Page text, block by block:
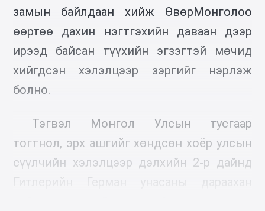
замын байлдаан хийж ӨвөрМонголоо
өөртөө дахин нэгтгэхийн даваан дээр
ирээд байсан түүхийн эгзэгтэй мөчид
хийгдсэн хэлэлцээр зэргийг нэрлэж
болно.
Тэгвэл Монгол Улсын тусгаар
тогтнол, эрх ашгийг хөндсөн хоёр улсын
сүүлчийн хэлэлцээр дэлхийн 2-р дайнд